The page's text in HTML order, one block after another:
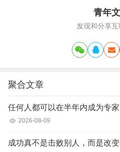
1. 穷人会
青年
发现和分享
聚合文章
任何人都可以在半年内成为专家
2026-08-09
成功真不是击败别人，而是改